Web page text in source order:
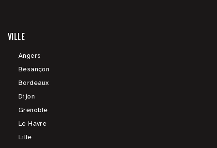
VILLE
Angers
Besançon
Bordeaux
Dijon
Grenoble
Le Havre
Lille